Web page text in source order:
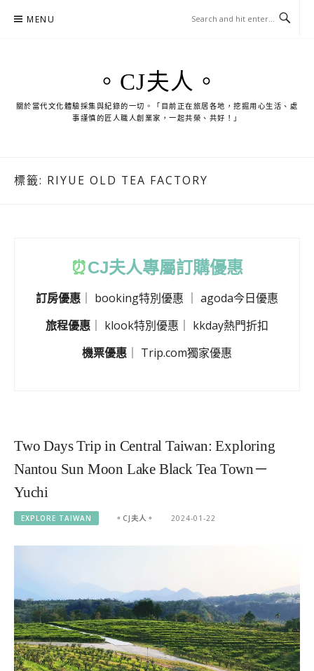
MENU
。CJ夫人。
關於當代文化體驗採集與紀錄的一切。「目前正在旅居各地，挖掘用心生活、處
事謹慎的匠人職人創業家，一起共榮、共好！」
標籤: RIYUE OLD TEA FACTORY
⏰CJ夫人專屬訂購優惠
訂房優惠 booking特別優惠
agoda今日優惠
旅程優惠
klook特別優惠
kkday熱門折扣
機票優惠
Trip.com獨家優惠
Two Days Trip in Central Taiwan: Exploring
Nantou Sun Moon Lake Black Tea Town－
Yuchi
EXPLORE TAIWAN 。CJ夫人。 2024-01-22